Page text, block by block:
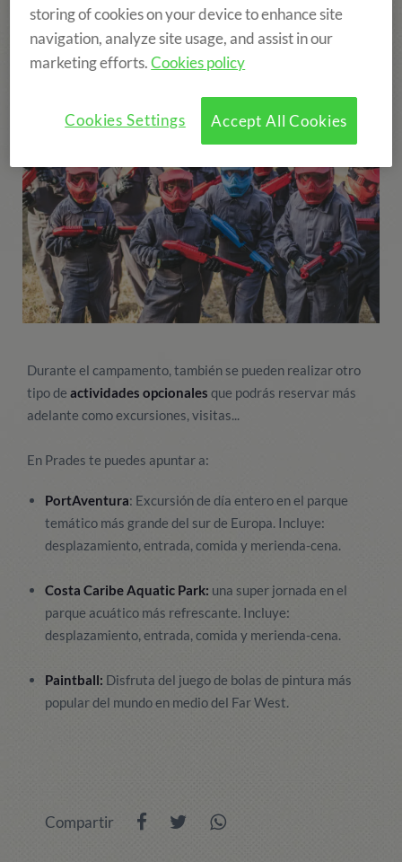
¡Más diversión!
Durante el campamento, también se pueden realizar otro
tipo de actividades opcionales que podrás reservar más
adelante como excursiones, visitas...
En Prades te puedes apuntar a:
PortAventura: Excursión de día entero en el parque
temático más grande del sur de Europa. Incluye:
desplazamiento, entrada, comida y merienda-cena.
Costa Caribe Aquatic Park: una super jornada en el
parque acuático más refrescante. Incluye:
desplazamiento, entrada, comida y merienda-cena.
Paintball: Disfruta del juego de bolas de pintura más
popular del mundo en medio del Far West.
Compartir
storing of cookies on your device to enhance site
navigation, analyze site usage, and assist in our
marketing efforts.Cookies policy
Accept All Cookies
Cookies Settings